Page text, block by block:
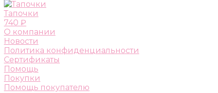
Тапочки
740 ₽
О компании
Новости
Политика конфиденциальности
Сертификаты
Помощь
Покупки
Помощь покупателю